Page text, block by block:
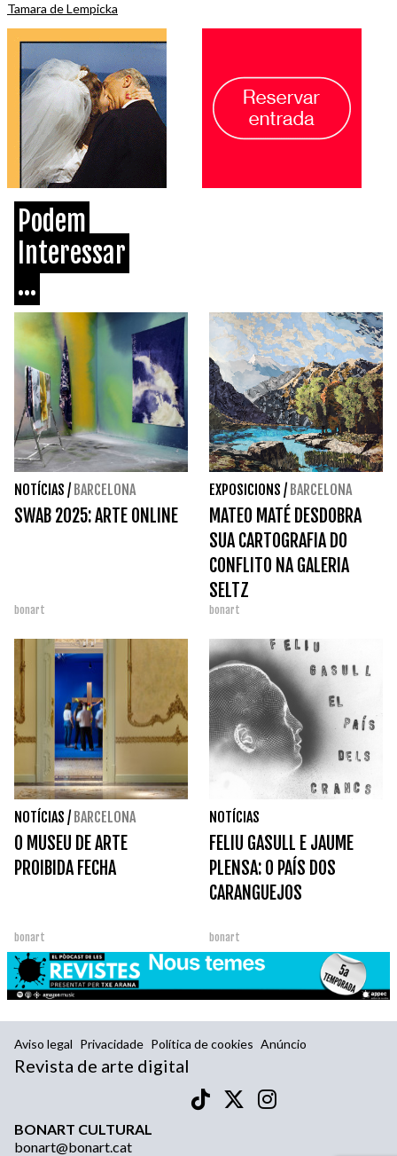
Tamara de Lempicka
Podem
Interessar
...
NOTÍCIAS / BARCELONA
SWAB 2025: ARTE ONLINE
bonart
EXPOSICIONS / BARCELONA
MATEO MATÉ DESDOBRA
SUA CARTOGRAFIA DO
CONFLITO NA GALERIA
SELTZ
bonart
NOTÍCIAS / BARCELONA
O MUSEU DE ARTE
PROIBIDA FECHA
bonart
NOTÍCIAS
FELIU GASULL E JAUME
PLENSA: O PAÍS DOS
CARANGUEJOS
bonart
Aviso legal Privacidade Política de cookies Anúncio
Revista de arte digital
BONART CULTURAL
bonart@bonart.cat